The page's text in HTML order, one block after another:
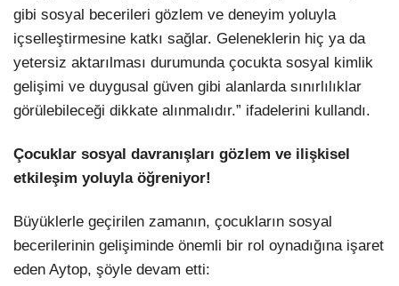
gibi sosyal becerileri gözlem ve deneyim yoluyla
içselleştirmesine katkı sağlar. Geleneklerin hiç ya da
yetersiz aktarılması durumunda çocukta sosyal kimlik
gelişimi ve duygusal güven gibi alanlarda sınırlılıklar
görülebileceği dikkate alınmalıdır.” ifadelerini kullandı.
Çocuklar sosyal davranışları gözlem ve ilişkisel
etkileşim yoluyla öğreniyor!
Büyüklerle geçirilen zamanın, çocukların sosyal
becerilerinin gelişiminde önemli bir rol oynadığına işaret
eden Aytop, şöyle devam etti: